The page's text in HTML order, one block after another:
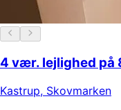
4 vær. lejlighed på
Kastrup, Skovmarken